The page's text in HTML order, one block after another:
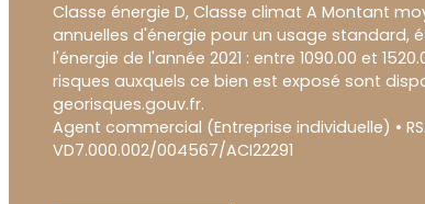
Classe énergie D, Classe climat A Montant
annuelles d'énergie pour un usage standard,
l'énergie de l'année 2021 : entre 1090.00 et
risques auxquels ce bien est exposé sont
georisques.gouv.fr.
Agent commercial (Entreprise individuelle) •
VD7.000.002/004567/ACI22291